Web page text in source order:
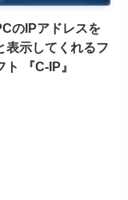
のIPアドレスを
表示してくれるフ
ト 『C-IP』